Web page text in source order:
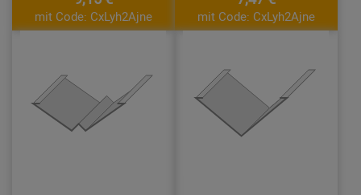
mit Code: CxLyh2Ajne mit Code: CxLyh2Ajne